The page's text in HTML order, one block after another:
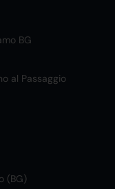
BG
al Passaggio
(BG)